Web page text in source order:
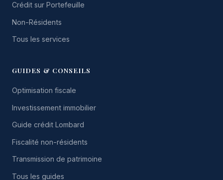
Crédit sur Portefeuille
Non-Résidents
Tous les services
GUIDES & CONSEILS
Optimisation fiscale
Investissement immobilier
Guide crédit Lombard
Fiscalité non-résidents
Transmission de patrimoine
Tous les guides